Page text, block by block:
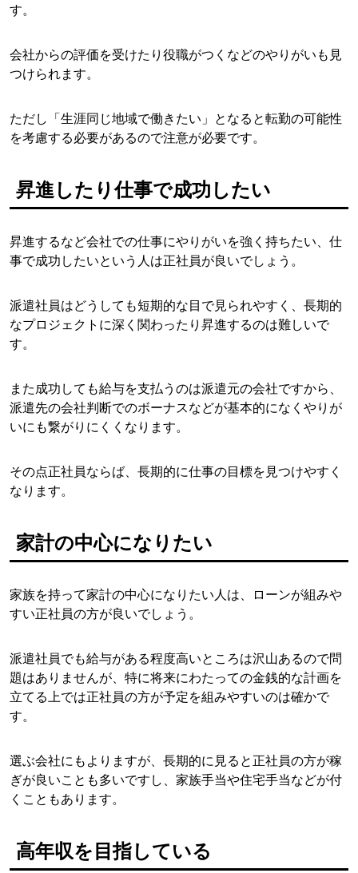
す。
会社からの評価を受けたり役職がつくなどのやりがいも見
つけられます。
ただし「生涯同じ地域で働きたい」となると転勤の可能性
を考慮する必要があるので注意が必要です。
昇進したり仕事で成功したい
昇進するなど会社での仕事にやりがいを強く持ちたい、仕
事で成功したいという人は正社員が良いでしょう。
派遣社員はどうしても短期的な目で見られやすく、長期的
なプロジェクトに深く関わったり昇進するのは難しいで
す。
また成功しても給与を支払うのは派遣元の会社ですから、
派遣先の会社判断でのボーナスなどが基本的になくやりが
いにも繋がりにくくなります。
その点正社員ならば、長期的に仕事の目標を見つけやすく
なります。
家計の中心になりたい
家族を持って家計の中心になりたい人は、ローンが組みや
すい正社員の方が良いでしょう。
派遣社員でも給与がある程度高いところは沢山あるので問
題はありませんが、特に将来にわたっての金銭的な計画を
立てる上では正社員の方が予定を組みやすいのは確かで
す。
選ぶ会社にもよりますが、長期的に見ると正社員の方が稼
ぎが良いことも多いですし、家族手当や住宅手当などが付
くこともあります。
高年収を目指している